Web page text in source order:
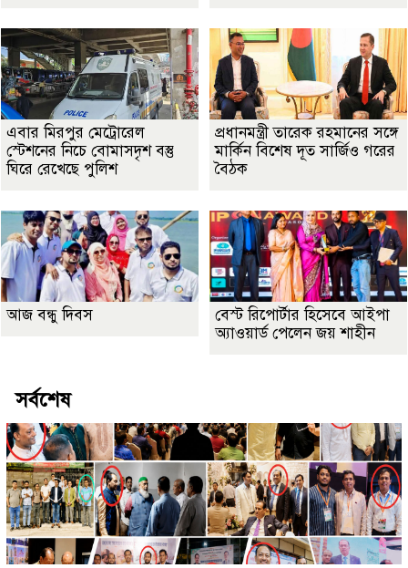
এবার মিরপুর মেট্রোরেল
স্টেশনের নিচে বোমাসদৃশ বস্তু
ঘিরে রেখেছে পুলিশ
প্রধানমন্ত্রী তারেক রহমানের সঙ্গে
মার্কিন বিশেষ দূত সার্জিও গরের
বৈঠক
আজ বন্ধু দিবস
বেস্ট রিপোর্টার হিসেবে আইপা
অ্যাওয়ার্ড পেলেন জয় শাহীন
সর্বশেষ